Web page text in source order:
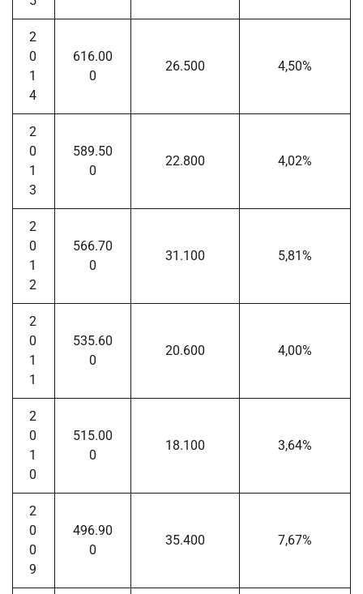
2
0
1
4
616.00
0
26.500 4,50%
2
0
1
3
589.50
0
22.800 4,02%
2
0
1
2
566.70
0
31.100 5,81%
2
0
1
1
535.60
0
20.600 4,00%
2
0
1
0
515.00
0
18.100 3,64%
2
0
0
9
496.90
0
35.400 7,67%